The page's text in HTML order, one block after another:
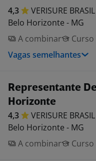
4,3 VERISURE BRASIL
Belo Horizonte - MG
A combinar
Curso
Vagas semelhantes
Representante
Horizonte
4,3 VERISURE BRASIL
Belo Horizonte - MG
A combinar
Curso